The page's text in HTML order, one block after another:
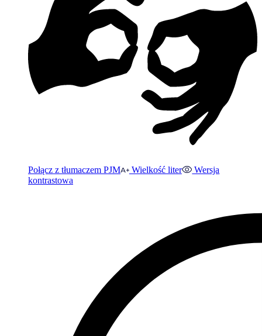
Połącz z tłumaczem PJM Wielkość liter
Wersja
kontrastowa